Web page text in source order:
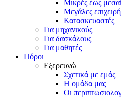
Μικρές έως
Μεγάλες
Κατασκευαστές
Για μηχανικούς
Για δασκάλους
Για μαθητές
Πόροι
Εξερευνώ
Σχετικά με εμάς
Η ομάδα μας
Οι